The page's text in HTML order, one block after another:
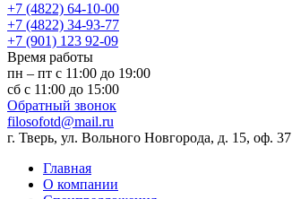
‪+7 (4822) 64-10-00
+7 (4822) 34-93-77
+7 (901) 123 92-09
Время работы
пн – пт с 11:00 до 19:00
сб с 11:00 до 15:00
Обратный звонок
filosofotd@mail.ru
г. Тверь, ул. Вольного Новгорода, д. 15, оф. 37
Главная
О компании